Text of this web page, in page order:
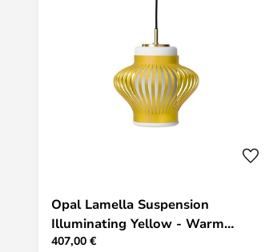
Opal Lamella Suspension
Illuminating Yellow - Warm
Nordic
407,00 €